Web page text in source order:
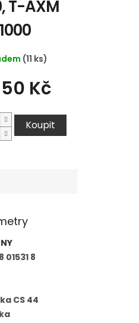
T-AXM
1000
(11 ks)
Kč
Koupit
01531 8
CS 44